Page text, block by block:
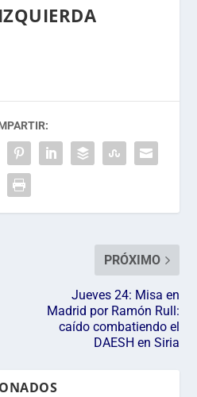
PRÓXIMO
Jueves 24: Misa en
Madrid por Ramón Rull:
caído combatiendo el
DAESH en Siria